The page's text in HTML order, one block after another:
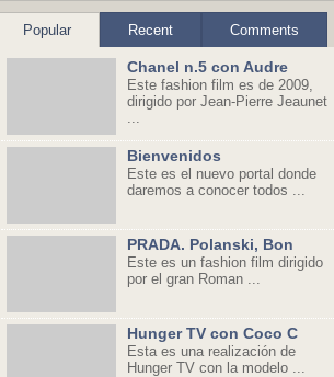
Popular Recent Comments
Chanel n.5 con Audre
Este fashion film es de 2009,
dirigido por Jean-Pierre Jeaunet
...
Bienvenidos
Este es el nuevo portal donde
daremos a conocer todos ...
PRADA. Polanski, Bon
Este es un fashion film dirigido
por el gran Roman ...
Hunger TV con Coco C
Esta es una realización de
Hunger TV con la modelo ...